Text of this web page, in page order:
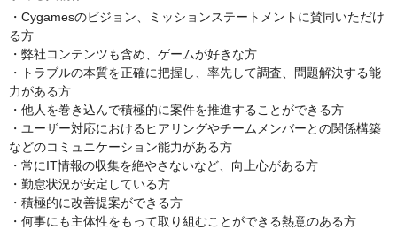
・Cygamesのビジョン、ミッションステートメントに賛同いただけ
る方
・弊社コンテンツも含め、ゲームが好きな方
・トラブルの本質を正確に把握し、率先して調査、問題解決する能
力がある方
・他人を巻き込んで積極的に案件を推進することができる方
・ユーザー対応におけるヒアリングやチームメンバーとの関係構築
などのコミュニケーション能力がある方
・常にIT情報の収集を絶やさないなど、向上心がある方
・勤怠状況が安定している方
・積極的に改善提案ができる方
・何事にも主体性をもって取り組むことができる熱意のある方